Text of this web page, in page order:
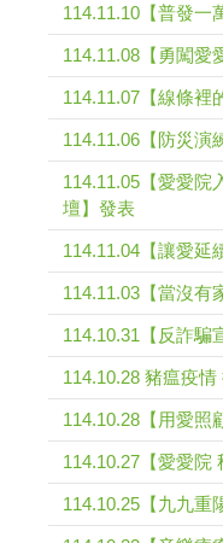
114.11.10【普發一
114.11.08【勇闖愛
114.11.07【線條裡
114.11.06【防災演
114.11.05【愛愛院
壇】發表
114.11.04【讓愛延
114.11.03【當沒有
114.10.31【反詐騙
114.10.28 豬瘟疫
114.10.28【用愛照
114.10.27【愛愛院
114.10.25【九九重